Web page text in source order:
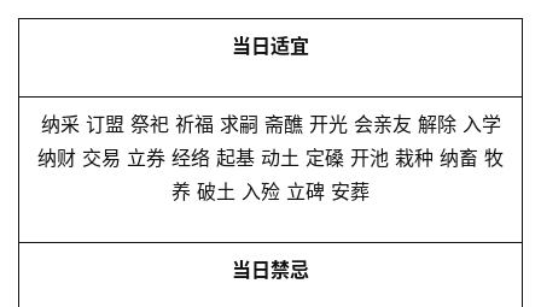
当日适宜
纳采 订盟 祭祀 祈福 求嗣 斋醮 开光 会亲友 解除 入学
纳财 交易 立券 经络 起基 动土 定磉 开池 栽种 纳畜 牧
养 破土 入殓 立碑 安葬
当日禁忌